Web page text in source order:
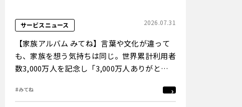
サービスニュース 2026.07.31
【家族アルバム みてね】言葉や文化が違って
も、家族を想う気持ちは同じ。世界累計利用者
数3,000万人を記念し「3,000万人ありがとう
#みてね